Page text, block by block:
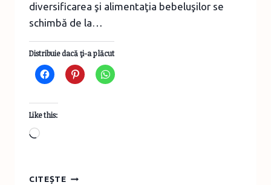
diversificarea şi alimentaţia bebeluşilor se
schimbă de la…
Distribuie dacă ţi-a plăcut
Like this:
Loading…
CITEȘTEDIVERSIFICAREA